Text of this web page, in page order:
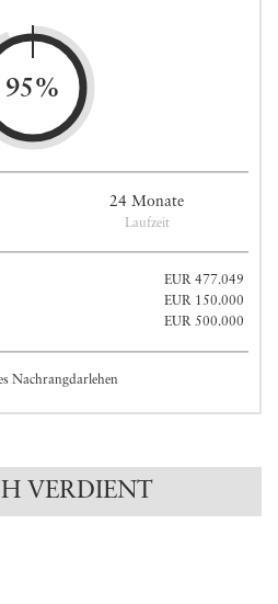
95%
24 Monate
Laufzeit
EUR 477.049
EUR 150.000
EUR 500.000
Nachrangdarlehen
VERDIENT